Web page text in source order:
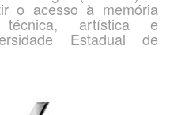
o acesso à memória
técnica, artística e
Estadual de